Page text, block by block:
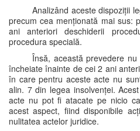
Analizând aceste dispoziții
precum cea menționată mai sus:
ani anteriori deschiderii
procedura specială.
Însă, această prevedere
încheiate înainte de cei 2 ani
în care pentru aceste acte nu
alin. 7 din legea insolvenței.
acte nu pot fi atacate pe nicio
acest aspect, fiind disponibile
nulitatea actelor juridice.